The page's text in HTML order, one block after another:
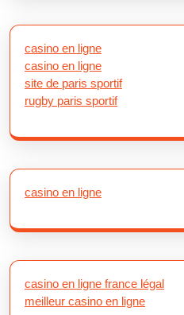
casino en ligne
casino en ligne
site de paris sportif
rugby paris sportif
casino en ligne
casino en ligne france légal
meilleur casino en ligne